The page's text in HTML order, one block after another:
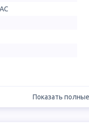
Показать